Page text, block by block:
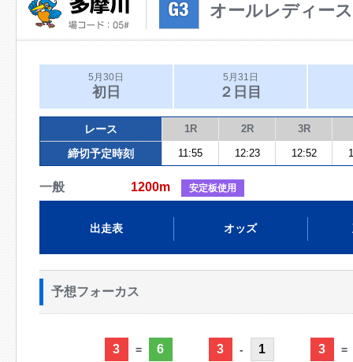
オールレディー
5月30日
初日
5月31日
２日目
レース 1R 2R 3R
締切予定時刻 11:55 12:23 12:52
一般 1200m 安定板使用
出走表 オッズ
予想フォーカス
3 = 6 3 - 1 3 =